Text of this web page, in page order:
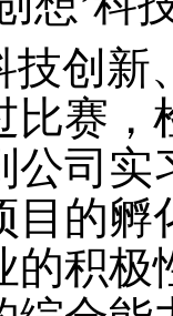
技创新
比赛
公司
目的
的积